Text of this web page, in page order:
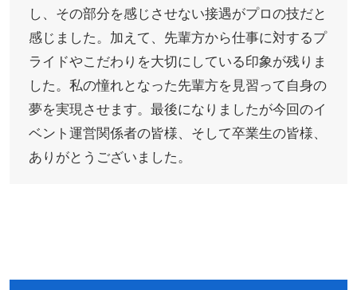
し、その部分を感じさせない接遇がプロの技だと
感じました。加えて、先輩方から仕事に対するプ
ライドやこだわりを大切にしている印象が残りま
した。私の憧れとなった先輩方を見習って自身の
夢を実現させます。最後になりましたが今回のイ
ベント運営関係者の皆様、そして卒業生の皆様、
ありがとうございました。